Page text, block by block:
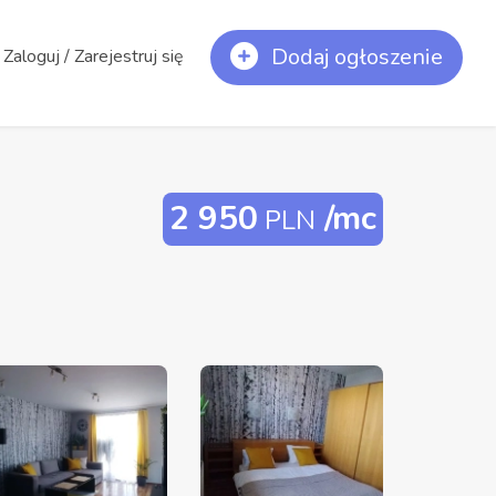
/ Zarejestruj się Dodaj ogłoszenie
2 950 PLN /mc